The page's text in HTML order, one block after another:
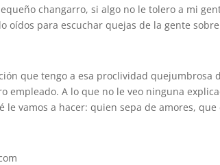
changarro, si algo no le tolero a mi
oídos para escuchar quejas de la gente
que tengo a esa proclividad quejumbrosa
empleado. A lo que no le veo ninguna
le vamos a hacer: quien sepa de amores,